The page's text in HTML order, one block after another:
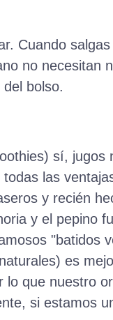
Cuando
no necesitan
bolso.
sí, jugos
las
y recién
y el pepino
"batidos
es
lo que nuestro
si estamos